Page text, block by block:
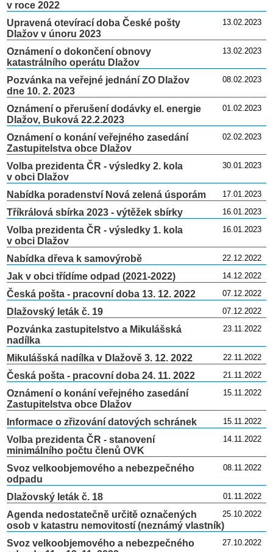
v roce 2022
13.02.2023
Upravená otevírací doba České pošty
Dlažov v únoru 2023
13.02.2023
Oznámení o dokončení obnovy
katastrálního operátu Dlažov
08.02.2023
Pozvánka na veřejné jednání ZO Dlažov
dne 10. 2. 2023
01.02.2023
Oznámení o přerušení dodávky el. energie
Dlažov, Buková 22.2.2023
02.02.2023
Oznámení o konání veřejného zasedání
Zastupitelstva obce Dlažov
30.01.2023
Volba prezidenta ČR - výsledky 2. kola
v obci Dlažov
17.01.2023
Nabídka poradenství Nová zelená úsporám
16.01.2023
Tříkrálová sbírka 2023 - výtěžek sbírky
16.01.2023
Volba prezidenta ČR - výsledky 1. kola
v obci Dlažov
22.12.2022
Nabídka dřeva k samovýrobě
14.12.2022
Jak v obci třídíme odpad (2021-2022)
07.12.2022
Česká pošta - pracovní doba 13. 12. 2022
07.12.2022
Dlažovský leták č. 19
23.11.2022
Pozvánka zastupitelstvo a Mikulášská
nadílka
22.11.2022
Mikulášská nadílka v Dlažově 3. 12. 2022
21.11.2022
Česká pošta - pracovní doba 24. 11. 2022
15.11.2022
Oznámení o konání veřejného zasedání
Zastupitelstva obce Dlažov
15.11.2022
Informace o zřizování datových schránek
14.11.2022
Volba prezidenta ČR - stanovení
minimálního počtu členů OVK
08.11.2022
Svoz velkoobjemového a nebezpečného
odpadu
01.11.2022
Dlažovský leták č. 18
25.10.2022
Agenda nedostatečně určitě označených
osob v katastru nemovitostí (neznámý vlastník)
27.10.2022
Svoz velkoobjemového a nebezpečného